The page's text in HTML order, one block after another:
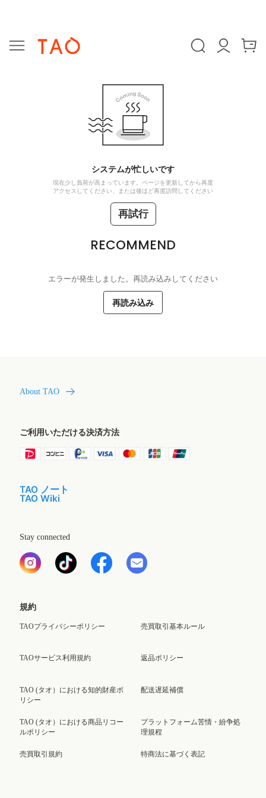
システムが忙しいです
現在少し負荷が高まっています。ページを更新してから再度
アクセスしてください、または後ほど再度訪問してください
再試行
RECOMMEND
エラーが発生しました。再読み込みしてください
再読み込み
About TAO
ご利用いただける決済方法
TAO ノート
TAO Wiki
Stay connected
規約
TAOプライバシーポリシー
TAOサービス利用規約
TAO (タオ）における知的財産ポ
リシー
TAO (タオ）における商品リコー
ルポリシー
売買取引規約
売買取引基本ルール
返品ポリシー
配送遅延補償
プラットフォーム苦情・紛争処
理規程
特商法に基づく表記